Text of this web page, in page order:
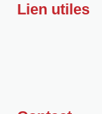
Lien utiles